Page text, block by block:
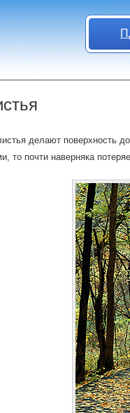
делают поверхность
то почти наверняка